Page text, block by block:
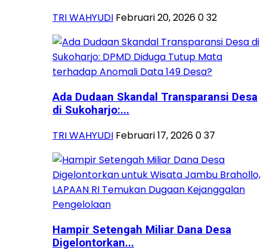
TRI WAHYUDI Februari 20, 2026032
Ada Dudaan Skandal Transparansi Desa
di Sukoharjo:...
TRI WAHYUDI Februari 17, 2026037
Hampir Setengah Miliar Dana Desa
Digelontorkan...